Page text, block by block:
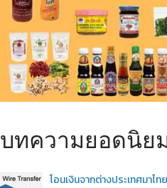
บทความยอดนิย
โอนเงินจากต่างประเทศมาไ